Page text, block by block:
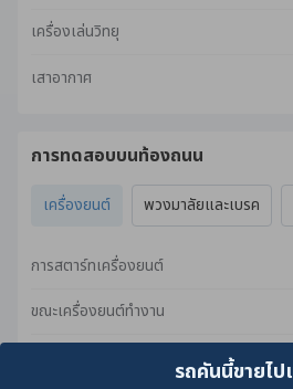
เครื่องเล่นวิทยุ
เสาอากาศ
การทดสอบบนท้องถนน
เครื่องยนต์ พวงมาลัยและเบรค
การสตาร์ทเครื่องยนต์
ขณะเครื่องยนต์ทำงาน
รถคันนี้ขายไป